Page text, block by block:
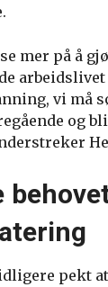
mer på å
arbeidslivet
vi må
og
pekt